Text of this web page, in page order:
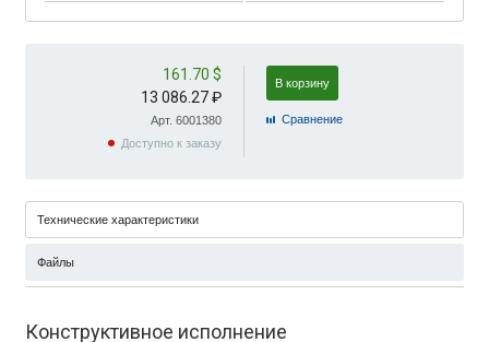
161.70 $
13 086.27 ₽
Арт. 6001380
Доступно к заказу
В корзину
Cравнение
Технические характеристики
Файлы
Конструктивное исполнение